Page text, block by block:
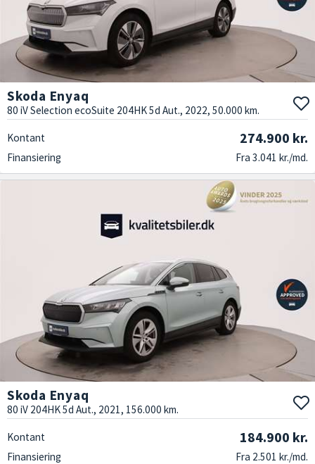
Skoda Enyaq
80 iV Selection ecoSuite 204HK 5d Aut., 2022, 50.000 km.
Kontant 274.900 kr.
Finansiering Fra 3.041 kr./md.
Skoda Enyaq
80 iV 204HK 5d Aut., 2021, 156.000 km.
Kontant 184.900 kr.
Finansiering Fra 2.501 kr./md.